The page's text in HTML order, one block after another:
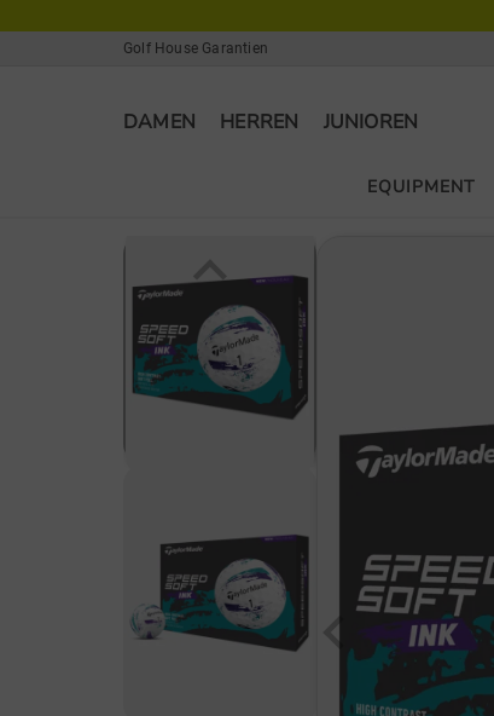
Golf House Garantien
DAMEN HERREN JUNIOREN
EQUIPMENT